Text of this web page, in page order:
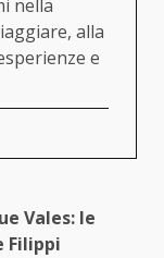
nella
alla
e
Vales: le
Filippi